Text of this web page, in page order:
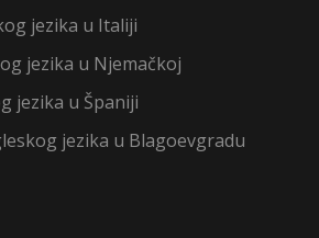
jezika u Italiji
jezika u Njemačkoj
jezika u Španiji
jezika u Blagoevgradu